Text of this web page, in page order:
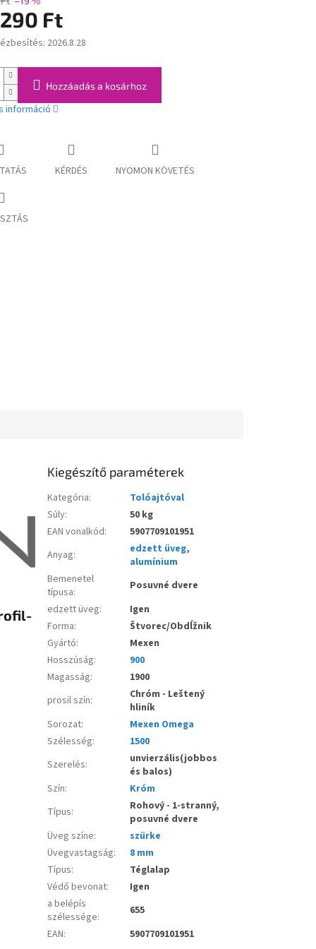
Ft
2026.8.28
Hozzáadás a kosárhoz
információ
KÉRDÉS NYOMON KÖVETÉS
Kiegészítő paraméterek
Kategória:
Tolóajtóval
Súly:
50 kg
EAN vonalkód:
5907709101951
Anyag: edzett üveg,
alumínium
Bemenetel
típusa:
Posuvné dvere
edzett üveg:
Igen
Forma:
Štvorec/Obdĺžnik
Gyártó:
Mexen
Hosszúság:
900
Magasság:
1900
prosil szín:
Chróm - Leštený
hliník
Sorozat:
Mexen Omega
Szélesség:
1500
Szerelés:
unvierzális(jobbos
és balos)
Szín:
Króm
Típus:
Rohový - 1-stranný,
posuvné dvere
Üveg színe:
szürke
Üvegvastagság:
8 mm
Típus:
Téglalap
Védő bevonat:
Igen
a belépís
szélessége:
655
EAN: 5907709101951